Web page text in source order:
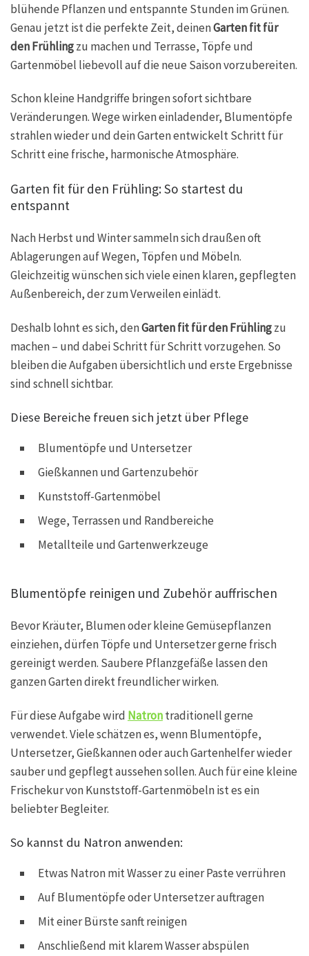
blühende Pflanzen und entspannte Stunden im Grünen.
Genau jetzt ist die perfekte Zeit, deinenGarten fit für
den Frühlingzu machen und Terrasse, Töpfe und
Gartenmöbel liebevoll auf die neue Saison vorzubereiten.
Schon kleine Handgriffe bringen sofort sichtbare
Veränderungen. Wege wirken einladender, Blumentöpfe
strahlen wieder und dein Garten entwickelt Schritt für
Schritt eine frische, harmonische Atmosphäre.
Garten fit für den Frühling: So startest du
entspannt
Nach Herbst und Winter sammeln sich draußen oft
Ablagerungen auf Wegen, Töpfen und Möbeln.
Gleichzeitig wünschen sich viele einen klaren, gepflegten
Außenbereich, der zum Verweilen einlädt.
Deshalb lohnt es sich, denGarten fit für den Frühlingzu
machen – und dabei Schritt für Schritt vorzugehen. So
bleiben die Aufgaben übersichtlich und erste Ergebnisse
sind schnell sichtbar.
Diese Bereiche freuen sich jetzt über Pflege
Blumentöpfe und Untersetzer
Gießkannen und Gartenzubehör
Kunststoff-Gartenmöbel
Wege, Terrassen und Randbereiche
Metallteile und Gartenwerkzeuge
Blumentöpfe reinigen und Zubehör auffrischen
Bevor Kräuter, Blumen oder kleine Gemüsepflanzen
einziehen, dürfen Töpfe und Untersetzer gerne frisch
gereinigt werden. Saubere Pflanzgefäße lassen den
ganzen Garten direkt freundlicher wirken.
Für diese Aufgabe wird Natrontraditionell gerne
verwendet. Viele schätzen es, wenn Blumentöpfe,
Untersetzer, Gießkannen oder auch Gartenhelfer wieder
sauber und gepflegt aussehen sollen. Auch für eine kleine
Frischekur von Kunststoff-Gartenmöbeln ist es ein
beliebter Begleiter.
So kannst du Natron anwenden:
Etwas Natron mit Wasser zu einer Paste verrühren
Auf Blumentöpfe oder Untersetzer auftragen
Mit einer Bürste sanft reinigen
Anschließend mit klarem Wasser abspülen